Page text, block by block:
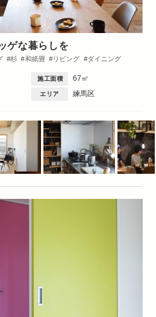
ゲな暮らしを
杉 和紙畳 リビング
ダイニング
施工面積 67㎡
エリア 練馬区